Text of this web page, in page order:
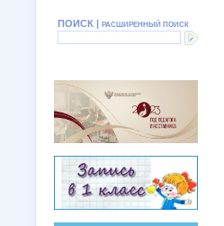
ПОИСК | РАСШИРЕННЫЙ ПОИСК